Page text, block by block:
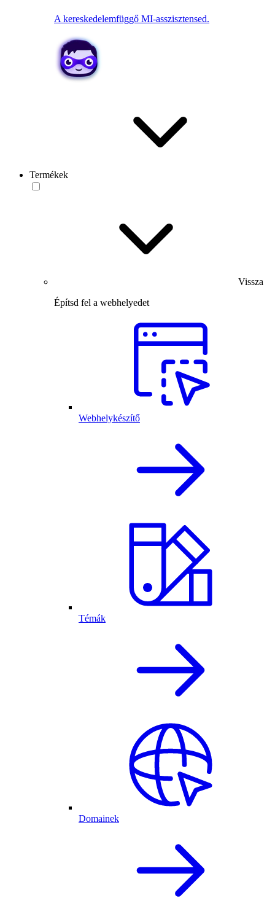
A kereskedelemfüggő MI-asszisztensed.
Termékek
Vissza
Építsd fel a webhelyedet
Webhelykészítő
Témák
Domainek